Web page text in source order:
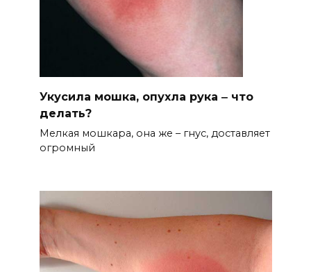
Укусила мошка, опухла рука ‒ что
делать?
Мелкая мошкара, она же – гнус, доставляет
огромный